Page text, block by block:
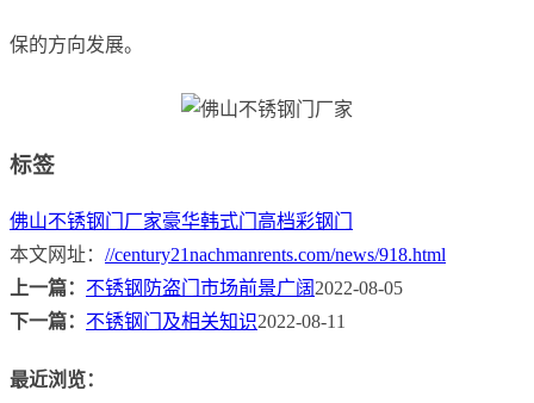
保的方向发展。
标签
佛山不锈钢门厂家豪华韩式门 高档彩钢门
本文网址： //century21nachmanrents.com/news/918.html
上一篇： 不锈钢防盗门市场前景广阔 2022-08-05
下一篇： 不锈钢门及相关知识2022-08-11
最近浏览：